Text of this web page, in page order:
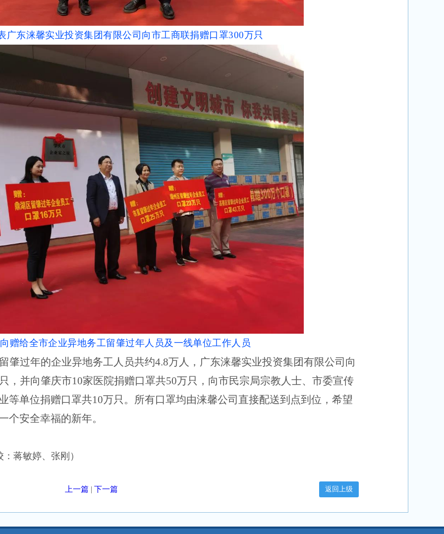
广东涞馨实业投资集团有限公司向市工商联捐赠口罩300万只
赠给全市企业异地务工留肇过年人员及一线单位工作人员
肇过年的企业异地务工人员共约4.8万人，广东涞馨实业投资集团有限公司向
，并向肇庆市10家医院捐赠口罩共50万只，向市民宗局宗教人士、市委宣传
等单位捐赠口罩共10万只。所有口罩均由涞馨公司直接配送到点到位，希望
个安全幸福的新年。
蒋敏婷、张刚）
上一篇 | 下一篇